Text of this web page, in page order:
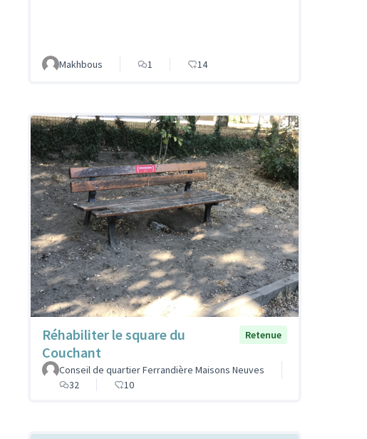
Makhbous 1 14
Réhabiliter le square du
Couchant
Retenue
Conseil de quartier Ferrandière Maisons Neuves
32
10